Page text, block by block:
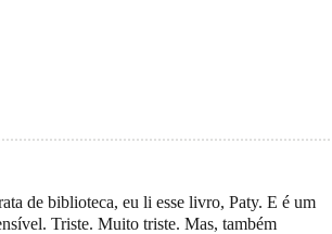
de biblioteca, eu li esse livro, Paty. E é um
Triste. Muito triste. Mas, também